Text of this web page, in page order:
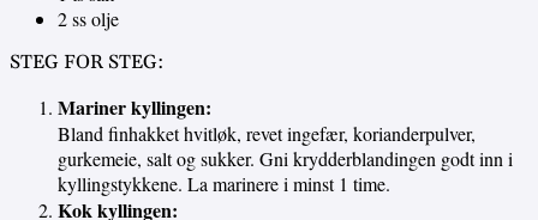
2 ss olje
STEG FOR STEG:
Mariner kyllingen:
Bland finhakket hvitløk, revet ingefær, korianderpulver,
gurkemeie, salt og sukker. Gni krydderblandingen godt inn i
kyllingstykkene. La marinere i minst 1 time.
Kok kyllingen: